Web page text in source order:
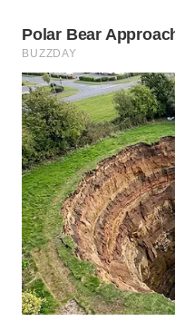
TAPANULI
UTARA
WN
SAMOSIR
WN
PADANG
LAWAS
WN
SUMEDANG
WN